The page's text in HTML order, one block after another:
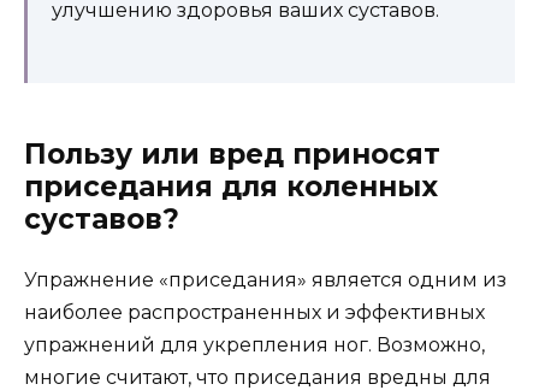
улучшению здоровья ваших суставов.
Пользу или вред приносят
приседания для коленных
суставов?
Упражнение «приседания» является одним из
наиболее распространенных и эффективных
упражнений для укрепления ног. Возможно,
многие считают, что приседания вредны для